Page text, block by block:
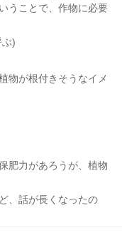
うことで、作物に必要
ぶ)
物が根付きそうなイメ
肥力があろうが、植物
、話が長くなったの